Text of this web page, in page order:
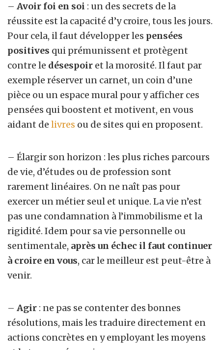
– Avoir foi en soi : un des secrets de la
réussite est la capacité d’y croire, tous les jours.
Pour cela, il faut développer les pensées
positives qui prémunissent et protègent
contre le désespoir et la morosité. Il faut par
exemple réserver un carnet, un coin d’une
pièce ou un espace mural pour y afficher ces
pensées qui boostent et motivent, en vous
aidant de livres ou de sites qui en proposent.
– Élargir son horizon : les plus riches parcours
de vie, d’études ou de profession sont
rarement linéaires. On ne naît pas pour
exercer un métier seul et unique. La vie n’est
pas une condamnation à l’immobilisme et la
rigidité. Idem pour sa vie personnelle ou
sentimentale, après un échec il faut continuer
à croire en vous, car le meilleur est peut-être à
venir.
– Agir : ne pas se contenter des bonnes
résolutions, mais les traduire directement en
actions concrètes en y employant les moyens